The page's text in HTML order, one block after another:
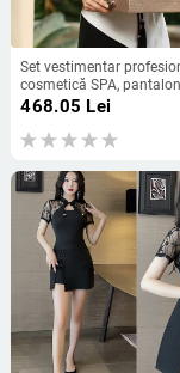
Set vestimentar
cosmetică SPA,
uscare rapidă, elastici -
468.05 Lei